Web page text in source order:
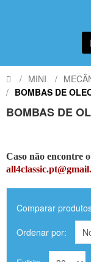
MINI
BOMBAS DE
BOMBAS DE
Caso não encontre
Comparar
Ordenar por: